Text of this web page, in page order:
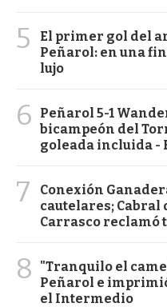
5
El primer gol del
Peñarol: en una
lujo
6
Peñarol 5-1
bicampeón del
goleada incluida -
7
Conexión
cautelares; Cabral
Carrasco reclamó
8
"Tranquilo el
Peñarol e
el Intermedio